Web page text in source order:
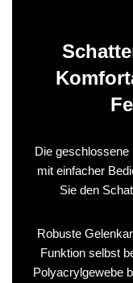
Die
mit einfacher
Sie den
Robuste
Funktion selbst
Polyacrylgewebe